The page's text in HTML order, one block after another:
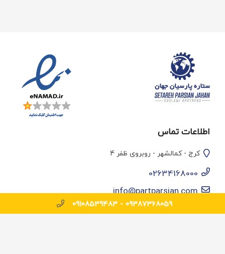
09387368059 -
09108539483
اطلاعات تماس
کرج - کمالشهر - روبروی ظفر 4
02634168000
info@partparsian.com